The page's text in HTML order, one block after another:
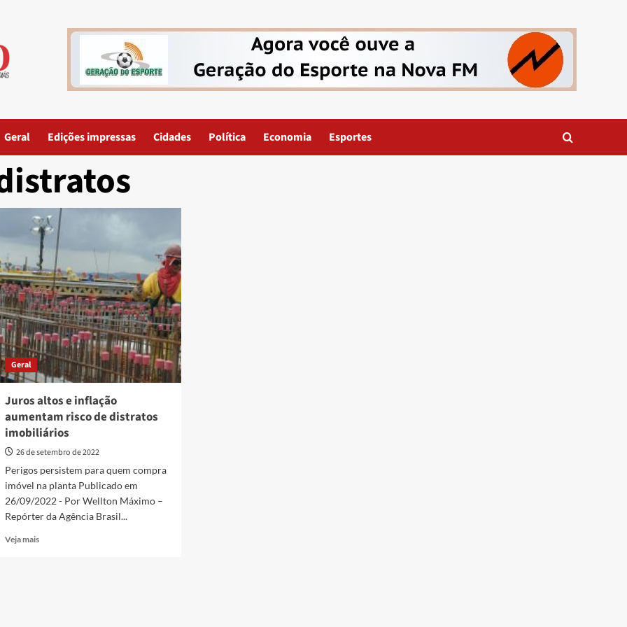
Geral Edições impressas Cidades Política Economia Esportes
Geral
Juros altos e inflação
aumentam risco de distratos
imobiliários
26 de setembro de 2022
Perigos persistem para quem compra
imóvel na planta Publicado em
26/09/2022 - Por Wellton Máximo –
Repórter da Agência Brasil...
Veja maisRead